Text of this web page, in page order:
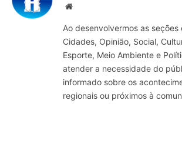
Site
Ao desenvolvermos as
Cidades, Opinião, Social,
Esporte, Meio Ambiente e
atender a necessidade do
informado sobre os
regionais ou próximos à